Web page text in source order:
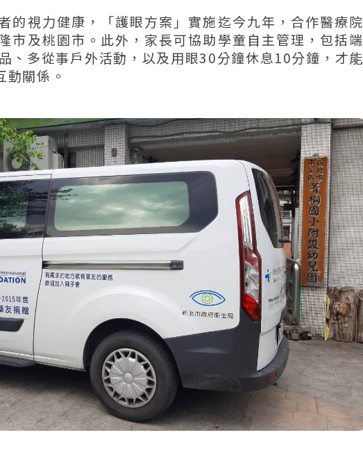
的視力健康，「護眼方案」實施迄今九年，合作醫療院
市及桃園市。此外，家長可協助學童自主管理，包括端
、多從事戶外活動，以及用眼30分鐘休息10分鐘，才能
關係。